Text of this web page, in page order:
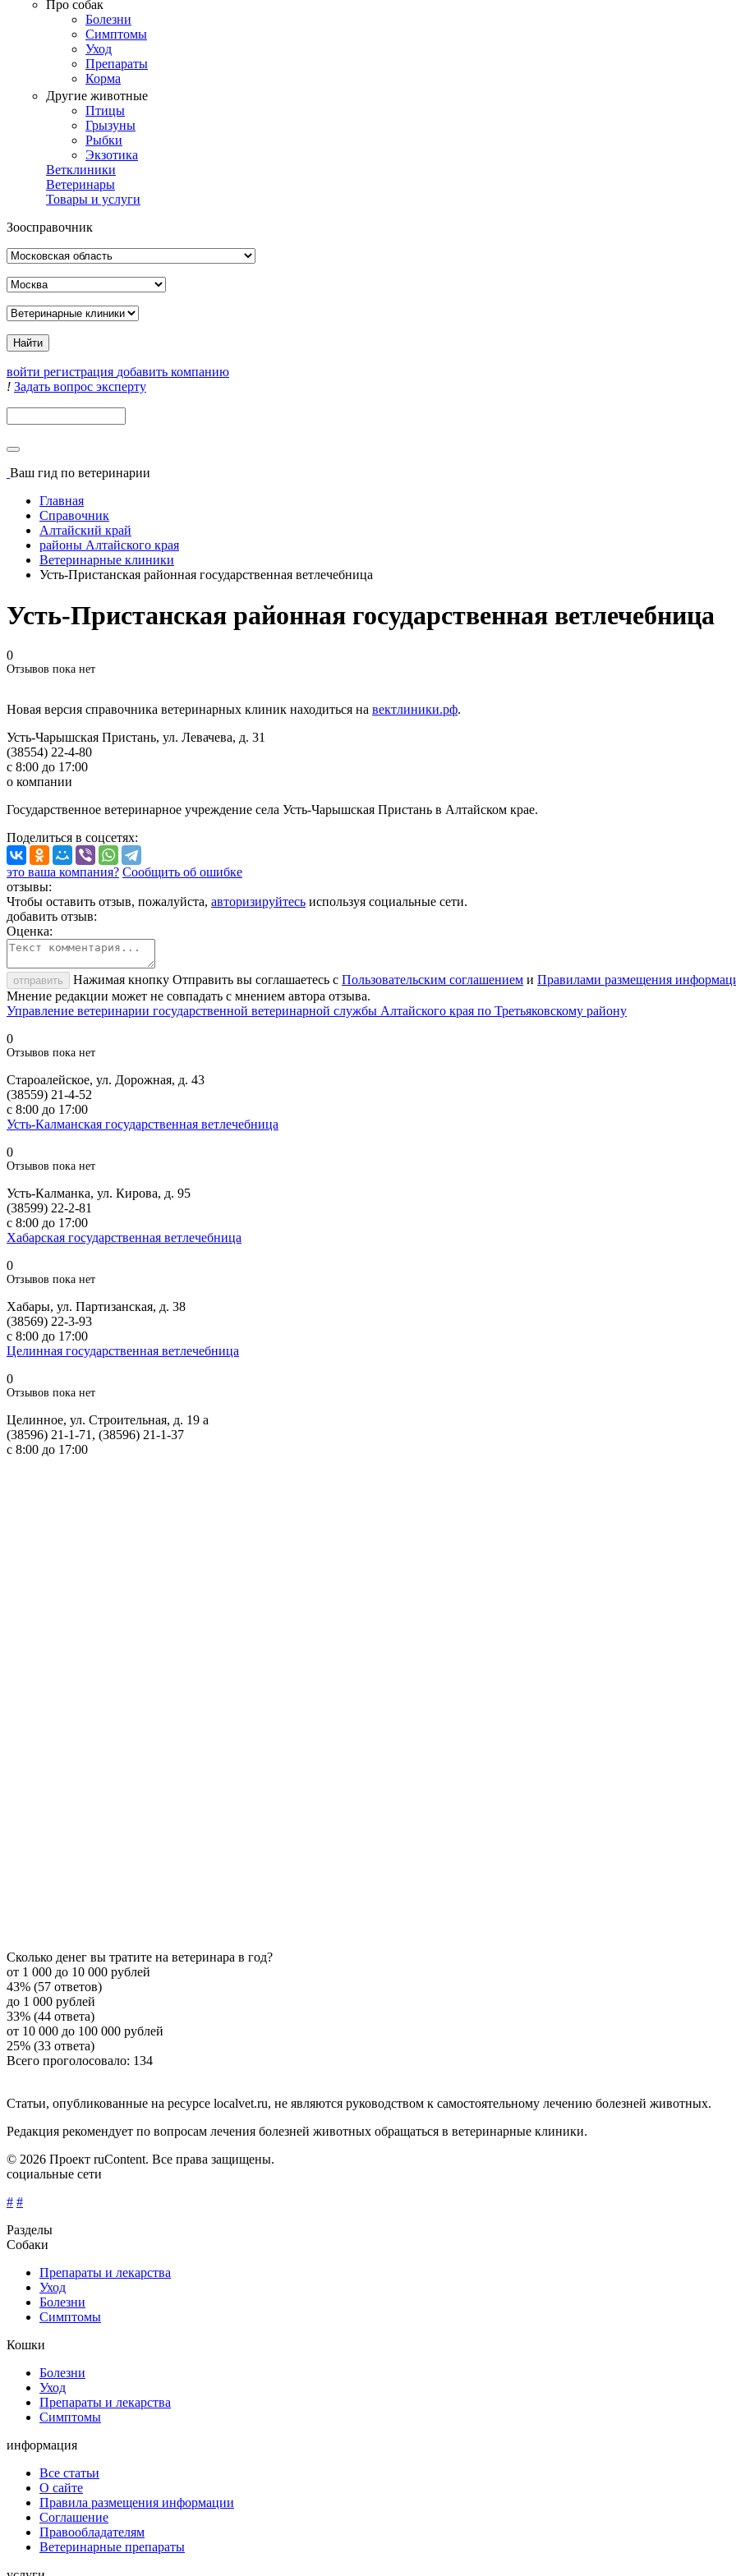
Про собак
Болезни
Симптомы
Уход
Препараты
Корма
Другие животные
Птицы
Грызуны
Рыбки
Экзотика
Ветклиники
Ветеринары
Товары и услуги
Зоосправочник
войти регистрация добавить компанию
! Задать вопрос эксперту
Ваш гид по ветеринарии
Главная
Справочник
Алтайский край
районы Алтайского края
Ветеринарные клиники
Усть-Пристанская районная государственная ветлечебница
Усть-Пристанская районная государственная ветлечебница
0
Отзывов пока нет
Новая версия справочника ветеринарных клиник находиться на вектлиники.рф.
Усть-Чарышская Пристань, ул. Левачева, д. 31
(38554) 22-4-80
с 8:00 до 17:00
о компании
Государственное ветеринарное учреждение села Усть-Чарышская Пристань в Алтайском крае.
Поделиться в соцсетях:
это ваша компания? Сообщить об ошибке
отзывы:
Чтобы оставить отзыв, пожалуйста, авторизируйтесь используя социальные сети.
добавить отзыв:
Оценка:
отправить Нажимая кнопку Отправить вы соглашаетесь с Пользовательским соглашением и Правилами размещения
Мнение редакции может не совпадать с мнением автора отзыва.
Управление ветеринарии государственной ветеринарной службы Алтайского края по Третьяковскому району
0
Отзывов пока нет
Староалейское, ул. Дорожная, д. 43
(38559) 21-4-52
с 8:00 до 17:00
Усть-Калманская государственная ветлечебница
0
Отзывов пока нет
Усть-Калманка, ул. Кирова, д. 95
(38599) 22-2-81
с 8:00 до 17:00
Хабарская государственная ветлечебница
0
Отзывов пока нет
Хабары, ул. Партизанская, д. 38
(38569) 22-3-93
с 8:00 до 17:00
Целинная государственная ветлечебница
0
Отзывов пока нет
Целинное, ул. Строительная, д. 19 а
(38596) 21-1-71, (38596) 21-1-37
с 8:00 до 17:00
Сколько денег вы тратите на ветеринара в год?
от 1 000 до 10 000 рублей
43% (57 ответов)
до 1 000 рублей
33% (44 ответа)
от 10 000 до 100 000 рублей
25% (33 ответа)
Всего проголосовало: 134
Статьи, опубликованные на ресурсе localvet.ru, не являются руководством к самостоятельному лечению болезней животных.
Редакция рекомендует по вопросам лечения болезней животных обращаться в ветеринарные клиники.
© 2026 Проект ruContent. Все права защищены.
социальные сети
# #
Разделы
Собаки
Препараты и лекарства
Уход
Болезни
Симптомы
Кошки
Болезни
Уход
Препараты и лекарства
Симптомы
информация
Все статьи
О сайте
Правила размещения информации
Соглашение
Правообладателям
Ветеринарные препараты